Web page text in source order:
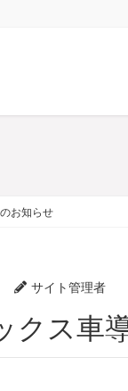
お知らせ
サイト管理者
クス車